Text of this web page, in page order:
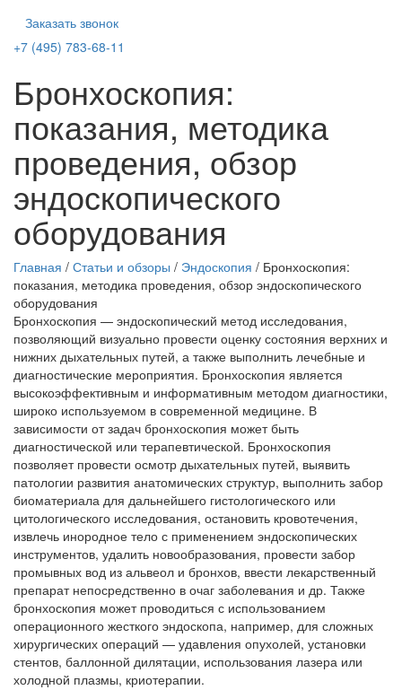
Заказать звонок
+7 (495) 783-68-11
Бронхоскопия:
показания, методика
проведения, обзор
эндоскопического
оборудования
Главная / Статьи и обзоры / Эндоскопия / Бронхоскопия:
показания, методика проведения, обзор эндоскопического
оборудования
Бронхоскопия — эндоскопический метод исследования,
позволяющий визуально провести оценку состояния верхних и
нижних дыхательных путей, а также выполнить лечебные и
диагностические мероприятия. Бронхоскопия является
высокоэффективным и информативным методом диагностики,
широко используемом в современной медицине. В
зависимости от задач бронхоскопия может быть
диагностической или терапевтической. Бронхоскопия
позволяет провести осмотр дыхательных путей, выявить
патологии развития анатомических структур, выполнить забор
биоматериала для дальнейшего гистологического или
цитологического исследования, остановить кровотечения,
извлечь инородное тело с применением эндоскопических
инструментов, удалить новообразования, провести забор
промывных вод из альвеол и бронхов, ввести лекарственный
препарат непосредственно в очаг заболевания и др. Также
бронхоскопия может проводиться с использованием
операционного жесткого эндоскопа, например, для сложных
хирургических операций — удавления опухолей, установки
стентов, баллонной дилятации, использования лазера или
холодной плазмы, криотерапии.